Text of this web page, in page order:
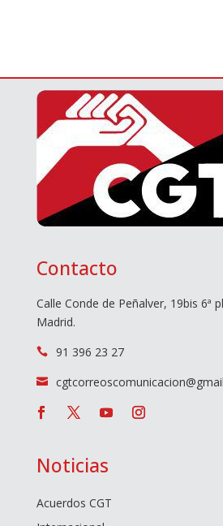
Contacto
Calle Conde de Peñalver, 19bis 6ª
Madrid.
 91 396 23 27

Noticias
Acuerdos CGT